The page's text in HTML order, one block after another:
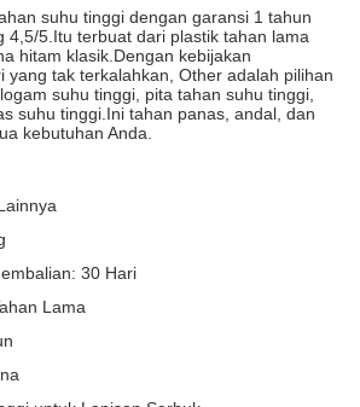
suhu tinggi dengan garansi 1 tahun
4,5/5.Itu terbuat dari plastik tahan lama
hitam klasik.Dengan kebijakan
yang tak terkalahkan, Other adalah pilihan
suhu tinggi, pita tahan suhu tinggi,
suhu tinggi.Ini tahan panas, andal, dan
kebutuhan Anda.
30 Hari
Lama